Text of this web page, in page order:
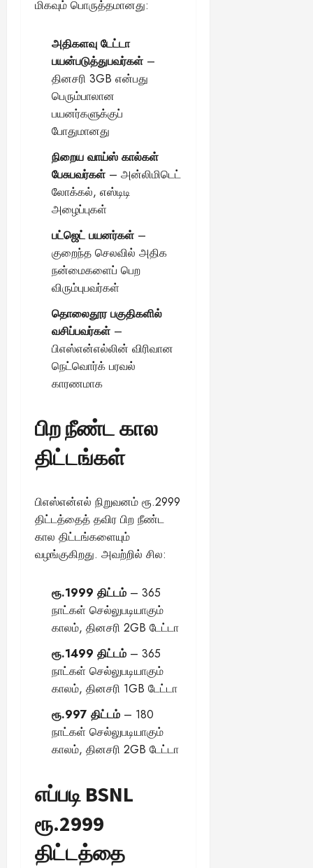
மிகவும் பொருத்தமானது:
அதிகளவு டேட்டா
பயன்படுத்துபவர்கள் –
தினசரி 3GB என்பது
பெரும்பாலான
பயனர்களுக்குப்
போதுமானது
நிறைய வாய்ஸ் கால்கள்
பேசுபவர்கள் – அன்லிமிடெட்
லோக்கல், எஸ்டிடி
அழைப்புகள்
பட்ஜெட் பயனர்கள் –
குறைந்த செலவில் அதிக
நன்மைகளைப் பெற
விரும்புபவர்கள்
தொலைதூர பகுதிகளில்
வசிப்பவர்கள் –
பிஎஸ்என்எல்லின் விரிவான
நெட்வொர்க் பரவல்
காரணமாக
பிற நீண்ட கால
திட்டங்கள்
பிஎஸ்என்எல் நிறுவனம் ரூ.2999
திட்டத்தைத் தவிர பிற நீண்ட
கால திட்டங்களையும்
வழங்குகிறது. அவற்றில் சில:
ரூ.1999 திட்டம் – 365
நாட்கள் செல்லுபடியாகும்
காலம், தினசரி 2GB டேட்டா
ரூ.1499 திட்டம் – 365
நாட்கள் செல்லுபடியாகும்
காலம், தினசரி 1GB டேட்டா
ரூ.997 திட்டம் – 180
நாட்கள் செல்லுபடியாகும்
காலம், தினசரி 2GB டேட்டா
எப்படி BSNL
ரூ.2999
திட்டத்தை